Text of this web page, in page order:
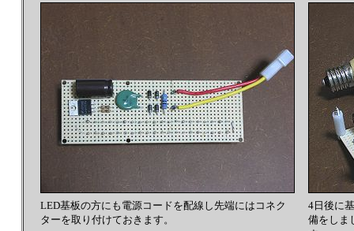
LED基板の方にも電源コードを配線し先端にはコネク
ターを取り付けておきます。
4日後に
備をしま